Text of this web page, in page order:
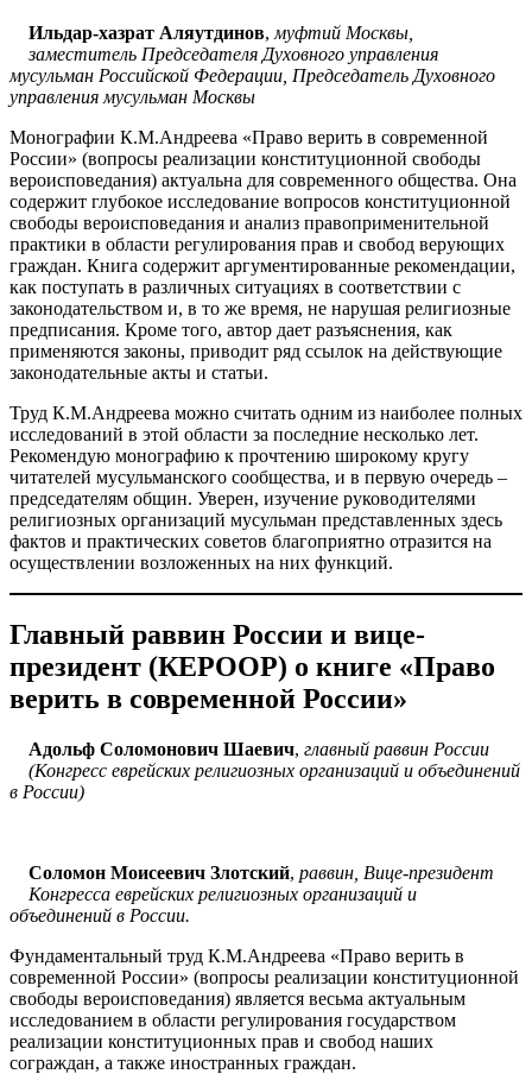
Ильдар-хазрат Аляутдинов, муфтий Москвы,
заместитель Председателя Духовного управления
мусульман Российской Федерации, Председатель Духовного
управления мусульман Москвы
Монографии К.М.Андреева «Право верить в современной
России» (вопросы реализации конституционной свободы
вероисповедания) актуальна для современного общества. Она
содержит глубокое исследование вопросов конституционной
свободы вероисповедания и анализ правоприменительной
практики в области регулирования прав и свобод верующих
граждан. Книга содержит аргументированные рекомендации,
как поступать в различных ситуациях в соответствии с
законодательством и, в то же время, не нарушая религиозные
предписания. Кроме того, автор дает разъяснения, как
применяются законы, приводит ряд ссылок на действующие
законодательные акты и статьи.
Труд К.М.Андреева можно считать одним из наиболее полных
исследований в этой области за последние несколько лет.
Рекомендую монографию к прочтению широкому кругу
читателей мусульманского сообщества, и в первую очередь –
председателям общин. Уверен, изучение руководителями
религиозных организаций мусульман представленных здесь
фактов и практических советов благоприятно отразится на
осуществлении возложенных на них функций.
Главный раввин России и вице-
президент (КЕРООР) о книге «Право
верить в современной России»
Адольф Соломонович Шаевич, главный раввин России
(Конгресс еврейских религиозных организаций и объединений
в России)
Соломон Моисеевич Злотский, раввин, Вице-президент
Конгресса еврейских религиозных организаций и
объединений в России.
Фундаментальный труд К.М.Андреева «Право верить в
современной России» (вопросы реализации конституционной
свободы вероисповедания) является весьма актуальным
исследованием в области регулирования государством
реализации конституционных прав и свобод наших
сограждан, а также иностранных граждан.